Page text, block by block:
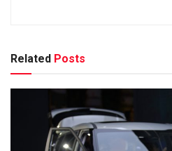
Related Posts